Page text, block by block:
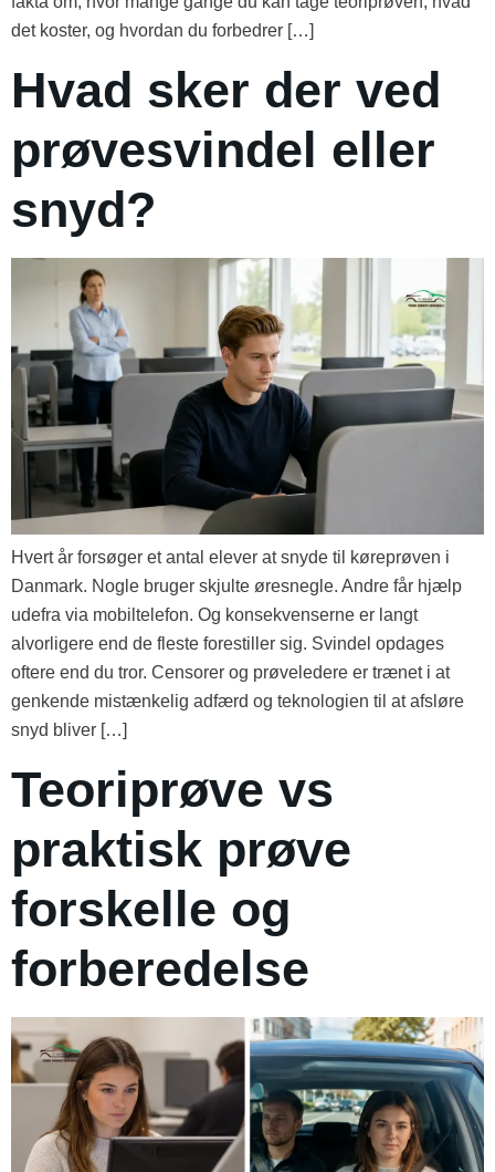
det koster, og hvordan du forbedrer […]
Hvad sker der ved
prøvesvindel eller
snyd?
Hvert år forsøger et antal elever at snyde til køreprøven i
Danmark. Nogle bruger skjulte øresnegle. Andre får hjælp
udefra via mobiltelefon. Og konsekvenserne er langt
alvorligere end de fleste forestiller sig. Svindel opdages
oftere end du tror. Censorer og prøveledere er trænet i at
genkende mistænkelig adfærd og teknologien til at afsløre
snyd bliver […]
Teoriprøve vs
praktisk prøve
forskelle og
forberedelse